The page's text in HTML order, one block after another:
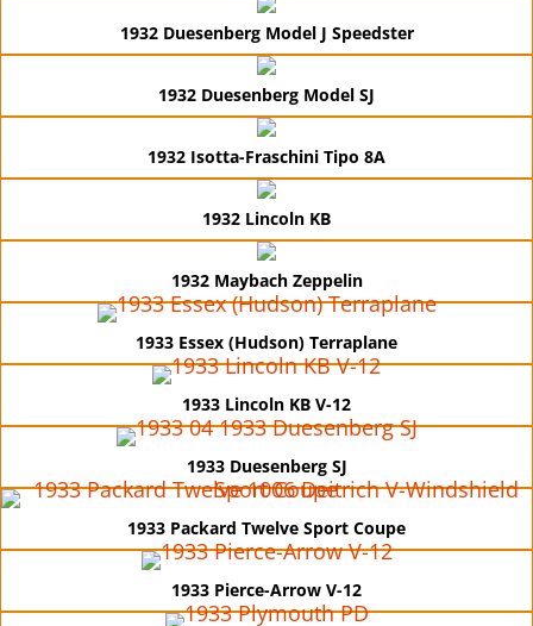
1932 Duesenberg Model J Speedster
1932 Duesenberg Model SJ
1932 Isotta-Fraschini Tipo 8A
1932 Lincoln KB
1932 Maybach Zeppelin
1933 Essex (Hudson) Terraplane
1933 Lincoln KB V-12
1933 Duesenberg SJ
1933 Packard Twelve Sport Coupe
1933 Pierce-Arrow V-12